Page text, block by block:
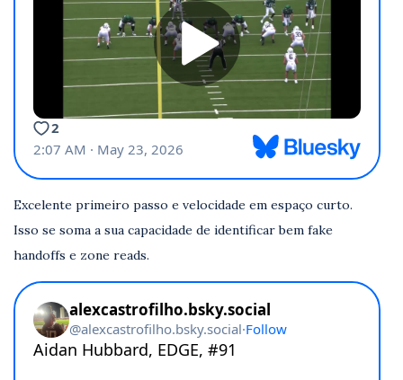
Excelente primeiro passo e velocidade em espaço curto.
Isso se soma a sua capacidade de identificar bem fake
handoffs e zone reads.